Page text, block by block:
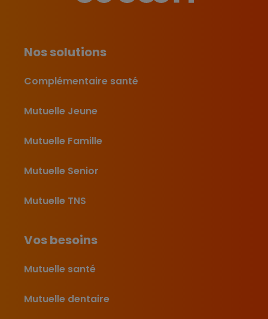
Nos solutions
Complémentaire santé
Mutuelle Jeune
Mutuelle Famille
Mutuelle Senior
Mutuelle TNS
Vos besoins
Mutuelle santé
Mutuelle dentaire